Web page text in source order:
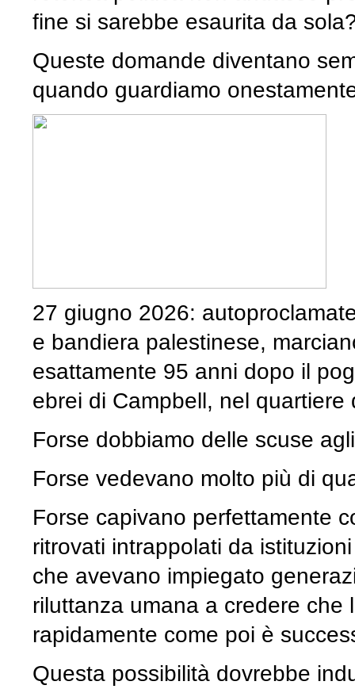
fine si sarebbe esaurita da
Queste domande diventano
quando guardiamo
27 giugno 2026:
e bandiera palestinese,
esattamente 95 anni dopo il
ebrei di Campbell, nel
Forse dobbiamo delle scuse
Forse vedevano molto più di
Forse capivano perfettamente
ritrovati intrappolati da
che avevano impiegato
riluttanza umana a credere
rapidamente come poi è
Questa possibilità dovrebbe